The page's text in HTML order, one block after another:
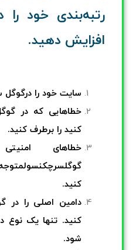
رتبه‌بندی خود
افزایش دهید.
سایت خود را
خطاهایی که در
کنید را برطرف کنید.
خطاهای
کنید.
دامین اصلی را
کنید. تنها یک
شود.